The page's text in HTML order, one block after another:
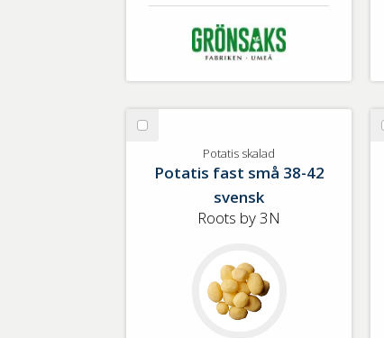
Välj
skalad
Potatis skalad
Potatis fast små 38-42
svensk
Roots by 3N